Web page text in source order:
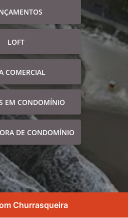
LOFT
COMERCIAL
EM CONDOMÍNIO
DE CONDOMÍNIO
Churrasqueira